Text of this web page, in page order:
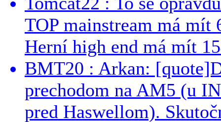
TOP mainstream má
Herní high end má mít
BMT20 : Arkan:
prechodom na AM5 (u
pred Haswellom).